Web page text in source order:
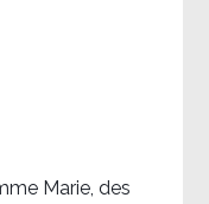
Marie, des